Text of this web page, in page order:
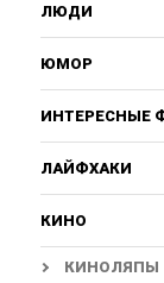
ЛЮДИ
ЮМОР
ИНТЕРЕСНЫЕ
ЛАЙФХАКИ
КИНО
КИНОЛЯПЫ